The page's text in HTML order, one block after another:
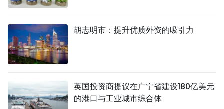
胡志明市：提升优质外资的吸引力
英国投资商提议在广宁省建设180亿美元
的港口与工业城市综合体